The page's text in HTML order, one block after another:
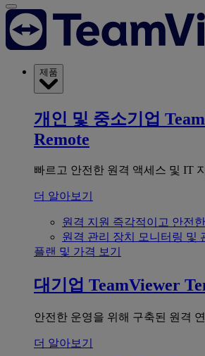
제품
개인 및 중소기업
Remote
빠르고 안전한 원격 액세스 및 IT
더 알아보기
원격 지원 즉각적이고 안전
원격 관리 장치 모니터링 및
플랜 및 가격 보기
대기업 TeamViewer
안전한 운영을 위해 구축된 원격
더 알아보기